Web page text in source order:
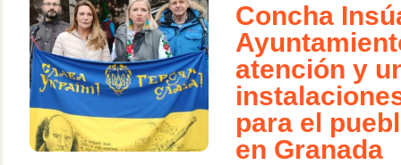
Concha
atención y
para el
en Granada